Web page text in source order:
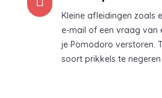
Kleine afleidingen zoals
e-mail of een vraag van
je Pomodoro verstoren.
soort prikkels te